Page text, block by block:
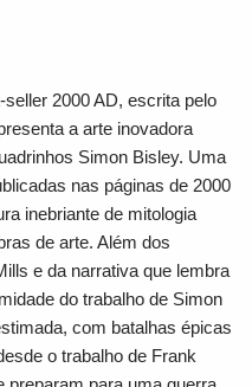
2000 AD, escrita pelo
a arte inovadora
Simon Bisley. Uma
nas páginas de 2000
inebriante de mitologia
de arte. Além dos
e da narrativa que lembra
do trabalho de Simon
com batalhas épicas
o trabalho de Frank